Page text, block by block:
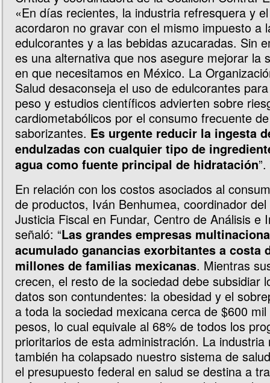
«En días recientes, la industria refresquera y
acordaron no gravar con el mismo impuesto a
edulcorantes y a las bebidas azucaradas. Sin
es una alternativa que nos asegure mejorar la
en que necesitamos en México. La
Salud desaconseja el uso de edulcorantes
peso y estudios científicos advierten sobre
cardiometabólicos por el consumo frecuente
saborizantes. Es urgente reducir la ingesta
endulzadas con cualquier tipo de
agua como fuente principal de hidratación”.
En relación con los costos asociados al
de productos, Iván Benhumea, coordinador
Justicia Fiscal en Fundar, Centro de Análisis e
señaló: “Las grandes empresas
acumulado ganancias exorbitantes a costa
millones de familias mexicanas. Mientras
crecen, el resto de la sociedad debe subsidiar
datos son contundentes: la obesidad y el
a toda la sociedad mexicana cerca de $600
pesos, lo cual equivale al 68% de todos los
prioritarios de esta administración. La industria
también ha colapsado nuestro sistema de
el presupuesto federal en salud se destina a